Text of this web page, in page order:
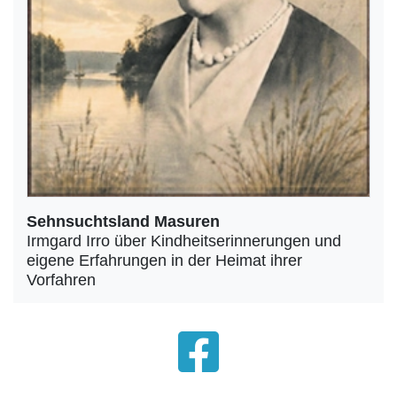
Sehnsuchtsland Masuren
Irmgard Irro über Kindheitserinnerungen und
eigene Erfahrungen in der Heimat ihrer
Vorfahren